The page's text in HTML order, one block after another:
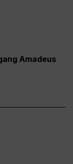
Amadeus